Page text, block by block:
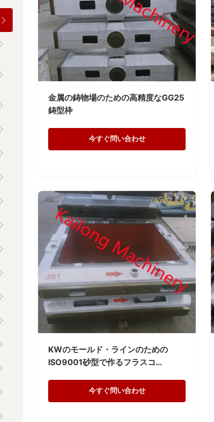
金属の鋳物場のための高精度なGG25
鋳型枠
今すぐ問い合わせ
KWのモールド・ラインのための
ISO9001砂型で作るフラスコ
今すぐ問い合わせ